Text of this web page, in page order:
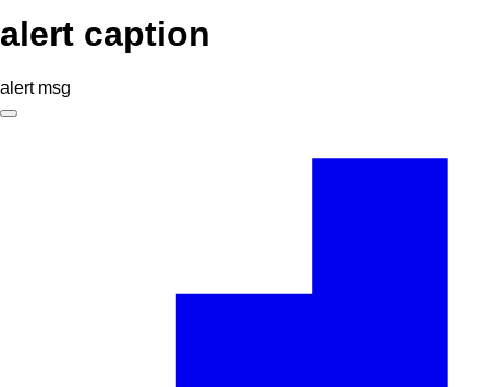
alert caption
alert msg